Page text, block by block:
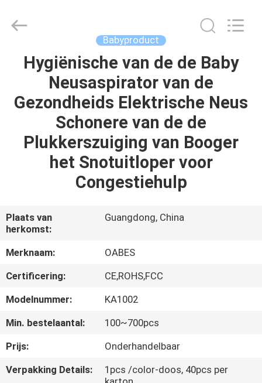
HUIS
PRODUCTEN
ONGEVEER
FABRIEKSREIS
KWALITEITSCONTROLE
CONTACTEER
VERZOEK
OM
EEN
Babyproduct
Hygiënische van de de Baby
Neusaspirator van de
Gezondheids Elektrische Neus
Schonere van de de
Plukkerszuiging van Booger
het Snotuitloper voor
Congestiehulp
Plaats van
herkomst:
Guangdong, China
Merknaam:
OABES
Certificering:
CE,ROHS,FCC
Modelnummer:
KA1002
Min. bestelaantal:
100~700pcs
Prijs:
Onderhandelbaar
Verpakking Details:
1pcs /color-doos, 40pcs per